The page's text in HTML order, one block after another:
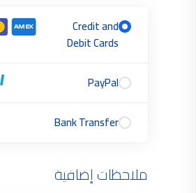
Credit and
Debit Cards
PayPal
Bank Transfer
ملاحظات إضافية